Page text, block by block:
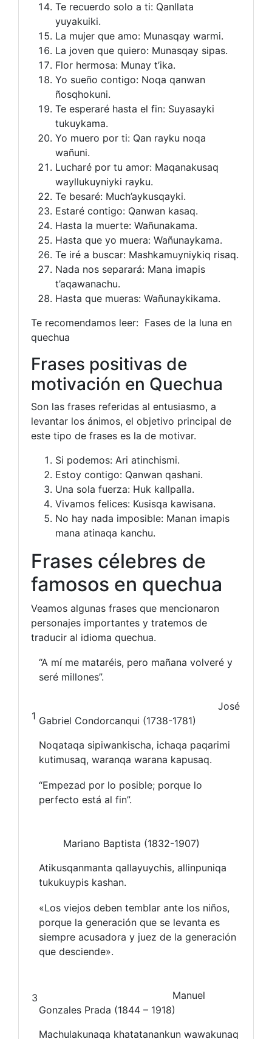
Te recuerdo solo a ti: Qanllata
yuyakuiki.
La mujer que amo: Munasqay warmi.
La joven que quiero: Munasqay sipas.
Flor hermosa: Munay t’ika.
Yo sueño contigo: Noqa qanwan
ñosqhokuni.
Te esperaré hasta el fin: Suyasayki
tukuykama.
Yo muero por ti: Qan rayku noqa
wañuni.
Lucharé por tu amor: Maqanakusaq
wayllukuyniyki rayku.
Te besaré: Much’aykusqayki.
Estaré contigo: Qanwan kasaq.
Hasta la muerte: Wañunakama.
Hasta que yo muera: Wañunaykama.
Te iré a buscar: Mashkamuyniykiq risaq.
Nada nos separará: Mana imapis
t’aqawanachu.
Hasta que mueras: Wañunaykikama.
Te recomendamos leer: Fases de la luna en
quechua
Frases positivas de
motivación en Quechua
Son las frases referidas al entusiasmo, a
levantar los ánimos, el objetivo principal de
este tipo de frases es la de motivar.
Si podemos: Ari atinchismi.
Estoy contigo: Qanwan qashani.
Una sola fuerza: Huk kallpalla.
Vivamos felices: Kusisqa kawisana.
No hay nada imposible: Manan imapis
mana atinaqa kanchu.
Frases célebres de
famosos en quechua
Veamos algunas frases que mencionaron
personajes importantes y tratemos de
traducir al idioma quechua.
1
“A mí me mataréis, pero mañana volveré y
seré millones”.
José
Gabriel Condorcanqui (1738-1781)
Noqataqa sipiwankischa, ichaqa paqarimi
kutimusaq, waranqa warana kapusaq.
“Empezad por lo posible; porque lo
perfecto está al fin”.
Mariano Baptista (1832-1907)
Atikusqanmanta qallayuychis, allinpuniqa
tukukuypis kashan.
3
«Los viejos deben temblar ante los niños,
porque la generación que se levanta es
siempre acusadora y juez de la generación
que desciende».
Manuel
Gonzales Prada (1844 – 1918)
Machulakunaqa khatatanankun wawakunaq